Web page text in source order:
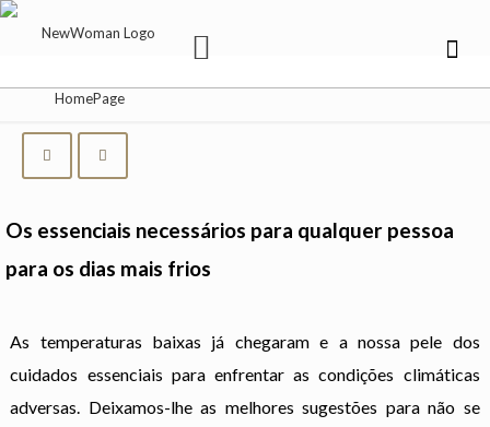
Os essenciais necessários para qualquer pessoa
para os dias mais frios
As temperaturas baixas já chegaram e a nossa pele dos
cuidados essenciais para enfrentar as condições climáticas
adversas. Deixamos-lhe as melhores sugestões para não se